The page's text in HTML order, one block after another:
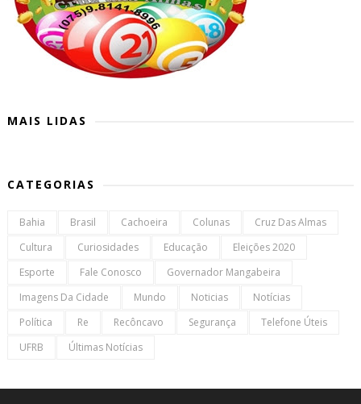
MAIS LIDAS
CATEGORIAS
Bahia Brasil Cachoeira Colunas
Cruz Das Almas
Cultura
Curiosidades Educação
Eleições 2020
Esporte
Fale Conosco
Governador Mangabeira
Imagens Da Cidade
Mundo Noticias
Notícias
Política
Re Recôncavo Segurança
Telefone Úteis
UFRB
Últimas Notícias